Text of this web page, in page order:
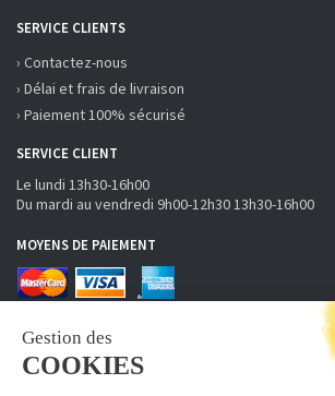
SERVICE CLIENTS
› Contactez-nous
› Délai et frais de livraison
› Paiement 100% sécurisé
SERVICE CLIENT
Le lundi 13h30-16h00
Du mardi au vendredi 9h00-12h30 13h30-16h00
MOYENS DE PAIEMENT
RECEVOIR LA NEWSLETTER